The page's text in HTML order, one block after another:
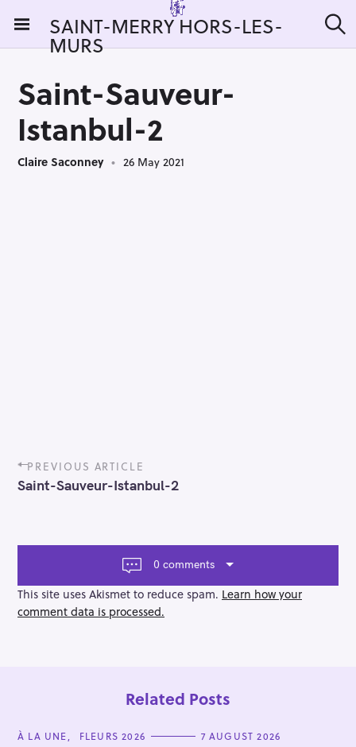
i
SAINT-MERRY HORS-LES-
MURS e
Saint-Sauveur-
Istanbul-2
Claire Saconney 26 May 2021
P
o
s
a
g
a
t
PREVIOUS ARTICLE
Saint-Sauveur-Istanbul-2
0 comments
This site uses Akismet to reduce spam. Learn how your
comment data is processed.
Related Posts
C
À LA UNE FLEURS 2026 7 AUGUST 2026